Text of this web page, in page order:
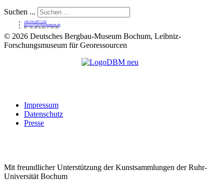
Suchen ...
+49 234 5877 232
service@bergbaumuseum.de
Di - So 09:30 bis 17:30 Uhr
© 2026 Deutsches Bergbau-Museum Bochum, Leibniz-
Forschungsmuseum für Georessourcen
Impressum
Datenschutz
Presse
Mit freundlicher Unterstützung der Kunstsammlungen der Ruhr-
Universität Bochum